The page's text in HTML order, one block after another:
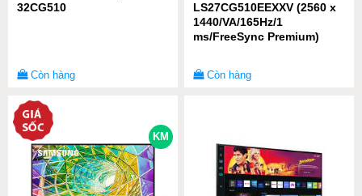
32CG510
Còn hàng
LS27CG510EEXXV (2560 x
1440/VA/165Hz/1
ms/FreeSync Premium)
Còn hàng
KM